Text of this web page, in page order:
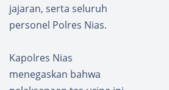
jajaran, serta seluruh
personel Polres Nias.
Kapolres Nias
menegaskan bahwa